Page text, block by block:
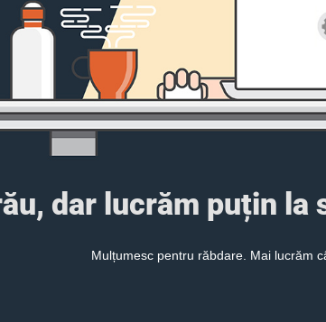
dar lucrăm puțin la
Mulțumesc pentru răbdare. Mai lucrăm